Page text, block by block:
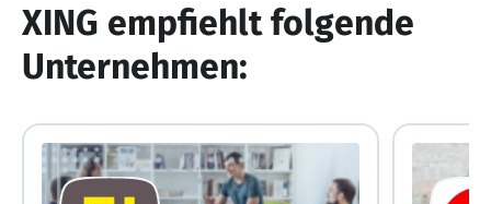
XING empfiehlt folgende
Unternehmen: